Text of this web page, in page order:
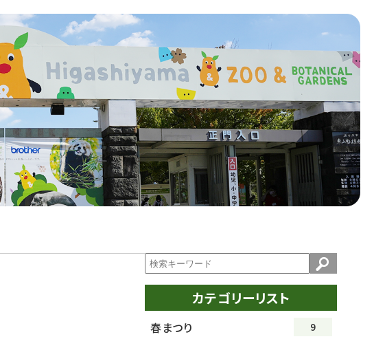
カテゴリーリスト
春まつり 9